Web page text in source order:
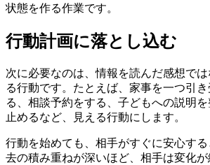
状態を作る作業です。
行動計画に落とし込む
次に必要なのは、情報を読んだ感想では
る行動です。たとえば、家事を一つ引
る、相談予約をする、子どもへの説明
止めるなど、見える行動にします。
行動を始めても、相手がすぐに安心す
去の積み重ねが深いほど、相手は変化が